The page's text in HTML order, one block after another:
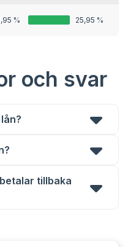
% 25,95 %
och svar
tillbaka